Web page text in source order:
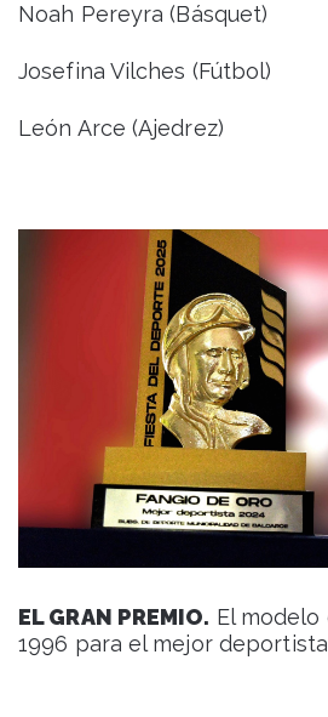
Noah Pereyra (Básquet)
Josefina Vilches (Fútbol)
León Arce (Ajedrez)
EL GRAN PREMIO. El modelo
1996 para el mejor